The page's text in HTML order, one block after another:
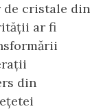
de cristale din
ar fi
din